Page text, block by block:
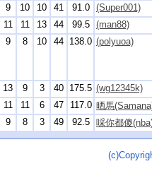
9 10 10 41 91.0 (Super001)
11 11 13 44 99.5 (man88)
9 8 10 44 138.0 (polyuoa)
13 9 3 40 175.5 (wg12345k)
11 11 6 47 117.0 晒馬
9 8 3 49 92.5 啋你都傻